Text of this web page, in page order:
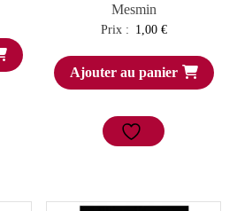
Mesmin
Prix : 1,00 €
Ajouter au panier